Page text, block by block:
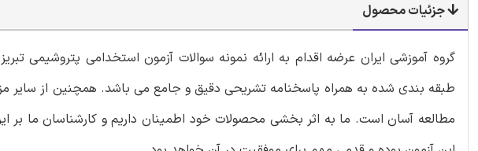
جزئیات محصول
گروه آموزشی ایران عرضه اقدام به ارائه نمونه سوالات آزمون استخدامی پتروشیمی
طبقه بندی شده به همراه پاسخنامه تشریحی دقیق و جامع می باشد. همچنین از سایر
مطالعه آسان است. ما به اثر بخشی محصولات خود اطمینان داریم و کارشناسان ما بر